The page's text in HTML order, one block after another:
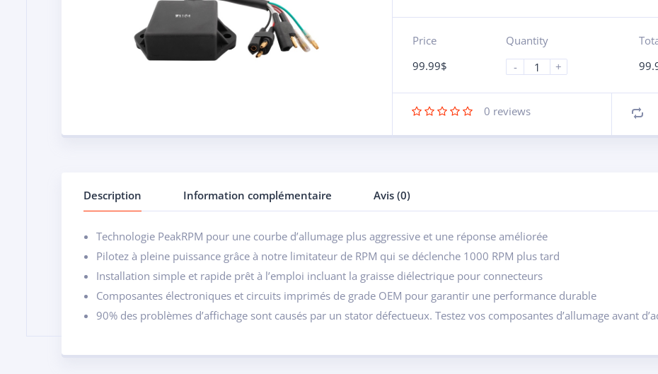
Price
99.99$
Quantity
-
+
0 reviews
Description Information complémentaire Avis (0)
Technologie PeakRPM pour une courbe d’allumage plus aggressive et une réponse améliorée
Pilotez à pleine puissance grâce à notre limitateur de RPM qui se déclenche 1000 RPM plus tard
Installation simple et rapide prêt à l’emploi incluant la graisse diélectrique pour connecteurs
Composantes électroniques et circuits imprimés de grade OEM pour garantir une performance durable
90% des problèmes d’affichage sont causés par un stator défectueux. Testez vos composantes d’allumage avant